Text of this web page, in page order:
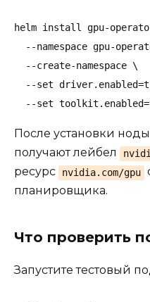
helm install gpu-
--namespace gpu-
  --create-namespace \
--set
--set
После установки
получают лейбел
ресурс
nvidia.com/gpu
планировщика.
Что проверить
Запустите тестовый